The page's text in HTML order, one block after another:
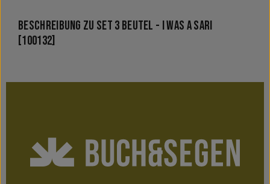
Beschreibung zu SET 3 BEUTEL - I was a Sari
[100132]